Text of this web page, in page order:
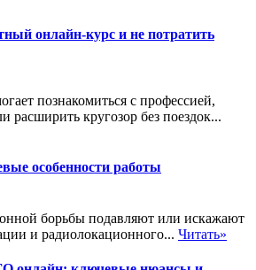
онлайн-курс и не потратить
познакомиться с профессией,
расширить кругозор без поездок...
особенности работы
борьбы подавляют или искажают
и радиолокационного... Читать»